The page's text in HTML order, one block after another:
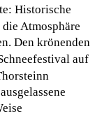
Historische
Atmosphäre
Den krönenden
auf